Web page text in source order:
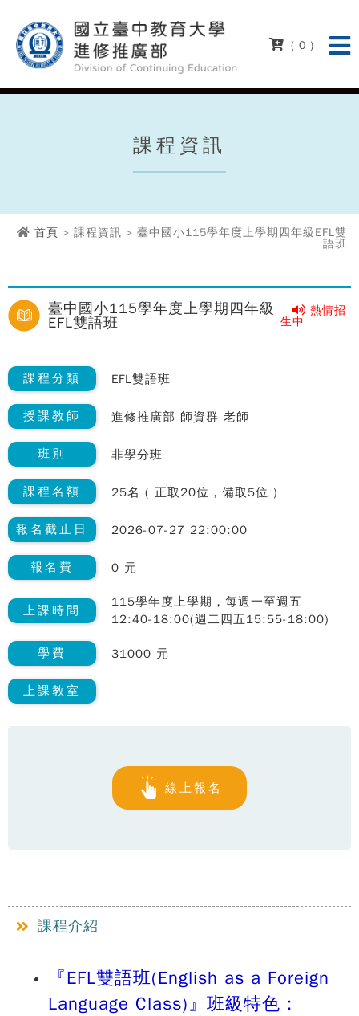
( 0 )
課程資訊
首頁 > 課程資訊 > 臺中國小115學年度上學期四年級EFL雙
語班
臺中國小115學年度上學期四年級
EFL雙語班
熱情招
生中
課程分類 EFL雙語班
授課教師 進修推廣部 師資群 老師
班別 非學分班
課程名額 25名 ( 正取20位，備取5位 )
報名截止日 2026-07-27 22:00:00
報名費 0 元
上課時間
115學年度上學期，每週一至週五
12:40-18:00(週二四五15:55-18:00)
學費 31000 元
上課教室
線上報名
課程介紹
『EFL雙語班(English as a Foreign
Language Class)』班級特色：